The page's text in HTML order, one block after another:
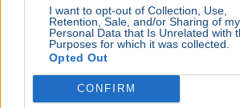
I want to opt-out of Collection, Use,
Retention, Sale, and/or Sharing of my
Personal Data that Is Unrelated with
Purposes for which it was collected.
Opted Out
CONFIRM